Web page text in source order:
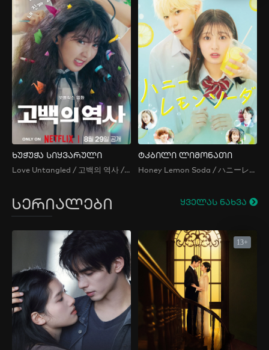
ხუჭუჭა სიყვარული
Love Untangled / 고백의 역사 / History of Confession / Gobaekui Yeoksa
ტკბილი ლიმონათი
Honey Lemon Soda / ハニーレモンソーダ / Haniremonsoda / 青春特調蜂蜜檸檬蘇打
სერიალები ყველას ნახვა
13+